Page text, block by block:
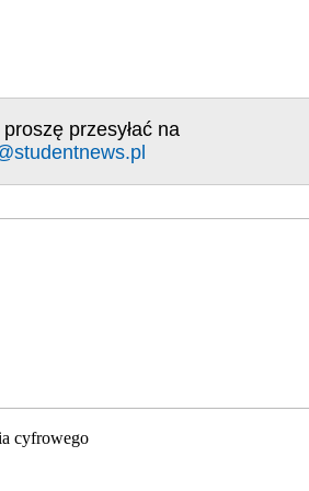
przesyłać na
cyfrowego